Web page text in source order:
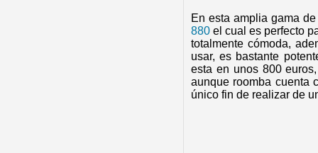
En esta amplia gama
880 el cual es perfecto
totalmente cómoda,
usar, es bastante
esta en unos 800
aunque roomba cuenta
único fin de realizar de